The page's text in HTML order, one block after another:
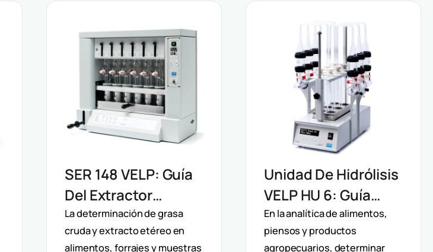
SER 148 VELP: Guía
Del Extractor
Semiautomático De
Solventes Por
La determinación de grasa
cruda y extracto etéreo en
alimentos, forrajes y muestras
Unidad De Hidrólisis
VELP HU 6: Guía
Técnica Para La
Determinación De
En la analítica de alimentos,
piensos y productos
agropecuarios, determinar